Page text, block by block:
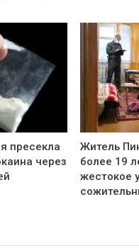
пресекла
через
Житель
более 19
жестокое